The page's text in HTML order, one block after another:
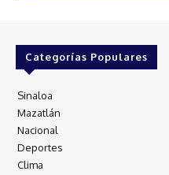
Categorías Populares
Sinaloa
Mazatlán
Nacional
Deportes
Clima